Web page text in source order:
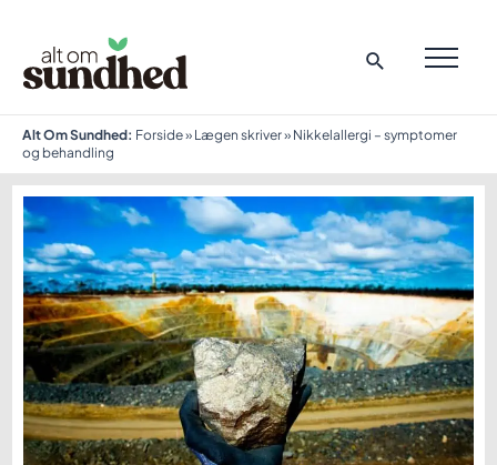
indholdet
Alt Om Sundhed: Forside» Lægen skriver» Nikkelallergi – symptomer
og behandling